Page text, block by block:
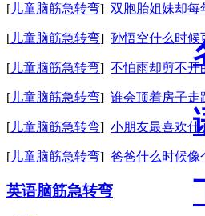
[ 儿童脑筋急转弯] 双胞胎姐妹却每
[ 儿童脑筋急转弯] 孙悟空什么时候
[ 儿童脑筋急转弯] 不怕雨却剪不开
[ 儿童脑筋急转弯] 谁会顶着房子走
[ 儿童脑筋急转弯] 小朋友最喜欢什
[ 儿童脑筋急转弯] 爸爸什么时候像
英语脑筋急转弯